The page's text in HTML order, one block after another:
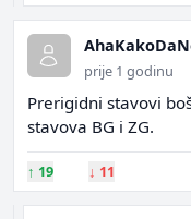
prije 1 godinu
Prerigidni stavovi
stavova BG i ZG.
↑ 19 ↓ 11